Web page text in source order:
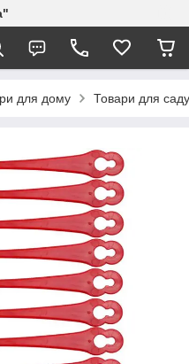
для дому Товари для саду